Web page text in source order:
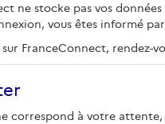
ne stocke pas vos
vous êtes informé
sur FranceConnect, rendez-
correspond à votre